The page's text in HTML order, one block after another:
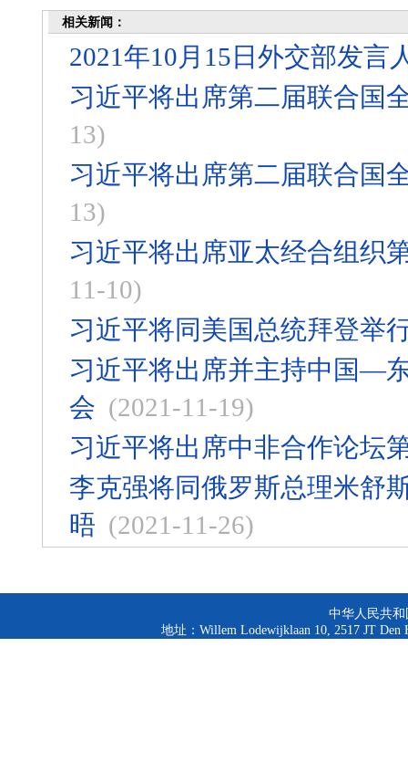
相关新闻：
2021年10月15日外交部发言
习近平将出席第二届联合国
13)
习近平将出席第二届联合国
13)
习近平将出席亚太经合组织
11-10)
习近平将同美国总统拜登举
习近平将出席并主持中国—
会 (2021-11-19)
习近平将出席中非合作论坛
李克强将同俄罗斯总理米舒
晤 (2021-11-26)
中华人民共
地址：Willem Lodewijklaan 10, 2517 JT Den